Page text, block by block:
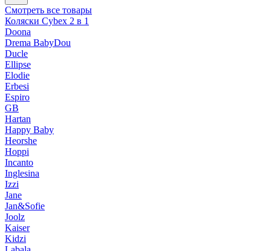
Смотреть все товары
Коляски Cybex 2 в 1
Doona
Drema BabyDou
Ducle
Ellipse
Elodie
Erbesi
Espiro
GB
Hartan
Happy Baby
Heorshe
Hoppi
Incanto
Inglesina
Izzi
Jane
Jan&Sofie
Joolz
Kaiser
Kidzi